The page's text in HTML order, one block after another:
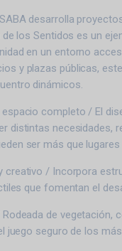
desarrolla
de los Sentidos es un
en un entorno
y plazas públicas,
dinámicos.
completo / El
distintas necesidades,
ser más que
creativo / Incorpora
que fomentan el
de vegetación,
juego seguro de los